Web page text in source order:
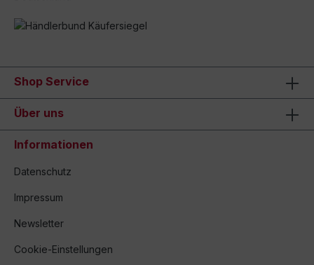
Shop Service
Über uns
Informationen
Datenschutz
Impressum
Newsletter
Cookie-Einstellungen